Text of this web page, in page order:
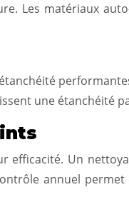
Les matériaux
une étanchéité
Un
annuel